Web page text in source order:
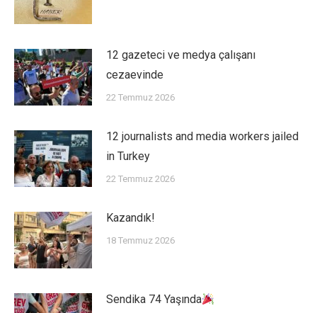
12 gazeteci ve medya çalışanı
cezaevinde
22 Temmuz 2026
12 journalists and media workers jailed
in Turkey
22 Temmuz 2026
Kazandık!
18 Temmuz 2026
Sendika 74 Yaşında